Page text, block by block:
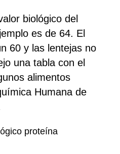
biológico del
es de 64. El
60 y las lentejas no
una tabla con el
alimentos
Humana de